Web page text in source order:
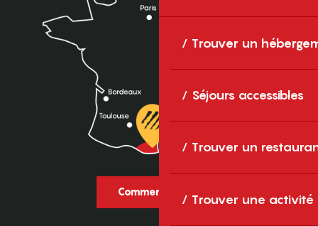
Trouver un
Séjours accessibles
Trouver un
Trouver une activité
Comment venir ?